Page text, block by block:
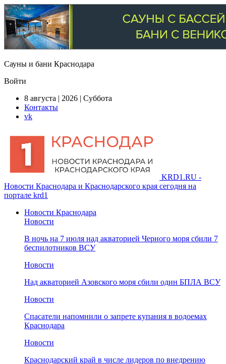
Сауны и бани Краснодара
Войти
8 августа | 2026 | Суббота
Контакты
vk
KRD1.RU -
Новости Краснодара и Краснодарского края сегодня на
портале krd1
Новости Краснодара
Новости
В ночь на 7 июля над акваторией Черного моря сбили 7
беспилотников ВСУ
Новости
Над акваторией Азовского моря сбили один БПЛА ВСУ
Новости
Спасатели напомнили о запрете купания в водоемах
Краснодара
Новости
Краснодарский край в числе лидеров по внедрению